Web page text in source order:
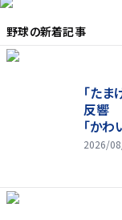
野球の新着記事
「た
反響
「かわ
2026/